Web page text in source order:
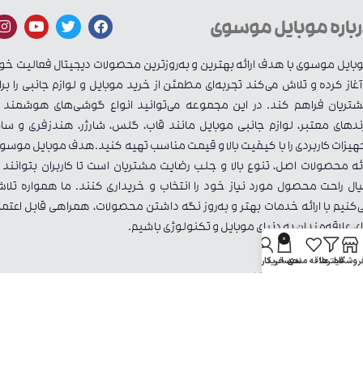
موبایل موسوی
موسوی با هدف ارائه بهترین و به‌روزترین محصولات دیجیتال فعالیت
آغاز کرده و تلاش می‌کند تجربه‌ای مطمئن از خرید موبایل و لوازم جانبی را
فراهم کند. در این مجموعه می‌توانید انواع گوشی‌های هوشمند
معتبر، لوازم جانبی موبایل مانند قاب، گلس، شارژر، هندزفری و
کاربردی را با کیفیت بالا و قیمت مناسب تهیه کنید.هدف موبایل
محصولات اصل، تنوع بالا و جلب رضایت مشتریان است تا کاربران بتوانند
راحت محصول مورد نیاز خود را انتخاب و خریداری کنند. ما همواره
با ارائه خدمات بهتر و به‌روز نگه داشتن محصولات، همراهی قابل
علاقه‌مندان به دنیای موبایل و تکنولوژی باشیم.
های موبایل موسوی
فیلترهاعلاقه مندی
0
سبد خرید
حساب کاربری من